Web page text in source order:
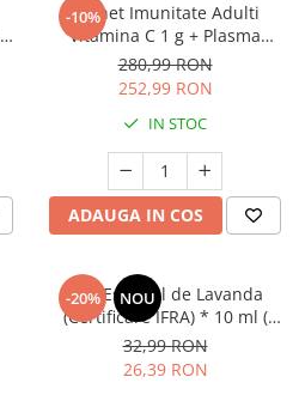
-10%
Pachet Imunitate Adulti
Vitamina C 1 g + Plasma
Quinton Hipertonic
280,99 RON
252,99 RON
IN STOC
ADAUGA IN COS
-20% NOU
Ulei Esential de Lavanda
(Certificare IFRA) * 10 ml (
somn, sistem
nervos,probleme piele)
32,99 RON
26,39 RON